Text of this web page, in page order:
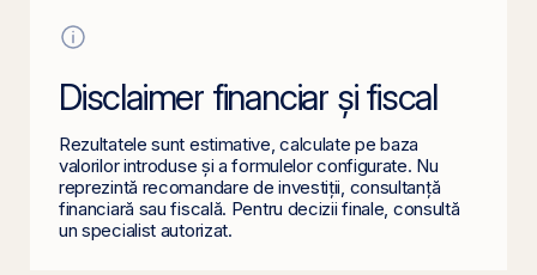
Disclaimer financiar și fiscal
Rezultatele sunt estimative, calculate pe baza
valorilor introduse și a formulelor configurate. Nu
reprezintă recomandare de investiții, consultanță
financiară sau fiscală. Pentru decizii finale, consultă
un specialist autorizat.